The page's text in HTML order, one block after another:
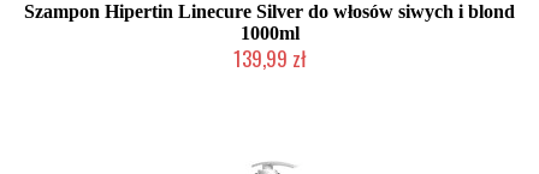
Szampon Hipertin Linecure Silver do włosów siwych i blond
1000ml
139,99 zł